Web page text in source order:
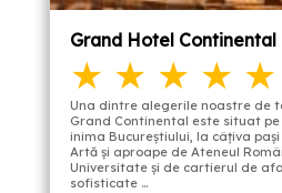
Grand Hotel Continental
★ ★ ★ ★ ★
Una dintre alegerile noastre de
Grand Continental este situat
inima Bucureştiului, la câţiva
Artă şi aproape de Ateneul
Universitate şi de cartierul de
sofisticate …